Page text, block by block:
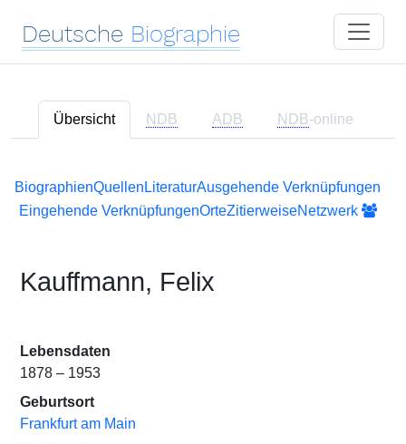
Deutsche Biographie
Übersicht NDB ADB NDB-online
BiographienQuellen LiteraturAusgehende Verknüpfungen
Eingehende VerknüpfungenOrteZitierweiseNetzwerk
Kauffmann, Felix
Lebensdaten
1878 – 1953
Geburtsort
Frankfurt am Main